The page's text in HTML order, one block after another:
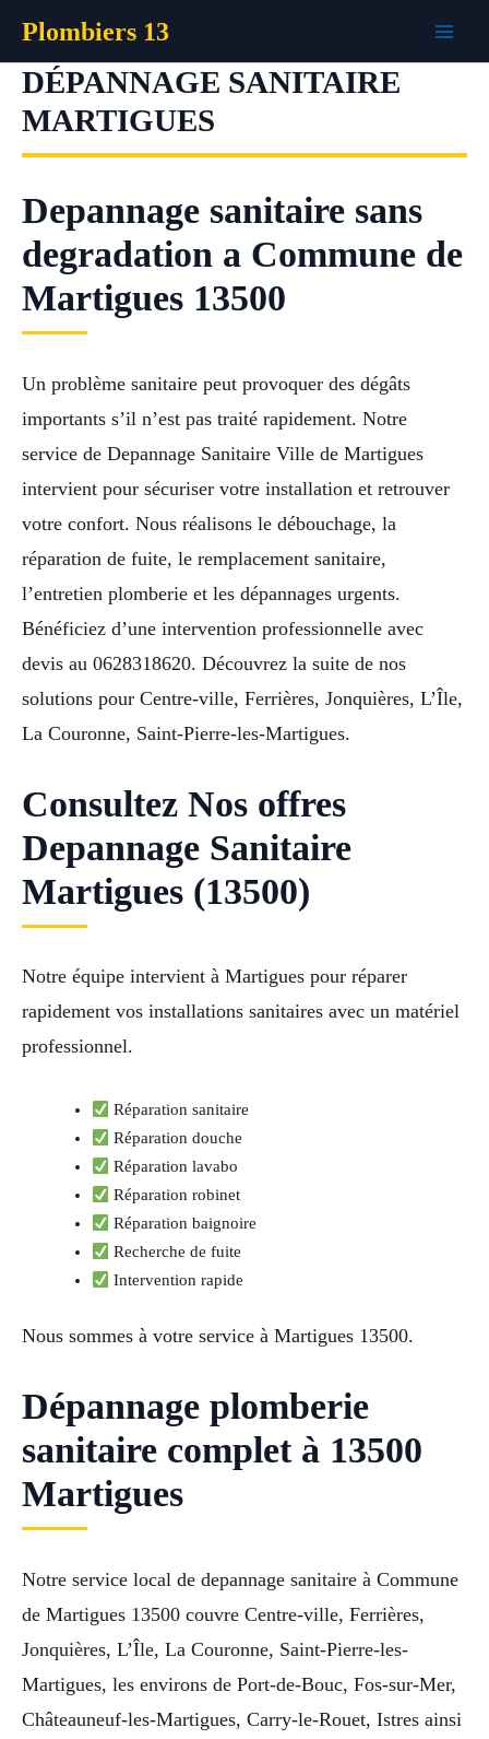
contenu
Plombiers 13
DÉPANNAGE SANITAIRE
MARTIGUES
Depannage sanitaire sans
degradation a Commune de
Martigues 13500
Un problème sanitaire peut provoquer des dégâts
importants s’il n’est pas traité rapidement. Notre
service de Depannage Sanitaire Ville de Martigues
intervient pour sécuriser votre installation et retrouver
votre confort. Nous réalisons le débouchage, la
réparation de fuite, le remplacement sanitaire,
l’entretien plomberie et les dépannages urgents.
Bénéficiez d’une intervention professionnelle avec
devis au 0628318620. Découvrez la suite de nos
solutions pour Centre-ville, Ferrières, Jonquières, L’Île,
La Couronne, Saint-Pierre-les-Martigues.
Consultez Nos offres
Depannage Sanitaire
Martigues (13500)
Notre équipe intervient à Martigues pour réparer
rapidement vos installations sanitaires avec un matériel
professionnel.
Réparation sanitaire
Réparation douche
Réparation lavabo
Réparation robinet
Réparation baignoire
Recherche de fuite
Intervention rapide
Nous sommes à votre service à Martigues 13500.
Dépannage plomberie
sanitaire complet à 13500
Martigues
Notre service local de depannage sanitaire à Commune
de Martigues 13500 couvre Centre-ville, Ferrières,
Jonquières, L’Île, La Couronne, Saint-Pierre-les-
Martigues, les environs de Port-de-Bouc, Fos-sur-Mer,
Châteauneuf-les-Martigues, Carry-le-Rouet, Istres ainsi